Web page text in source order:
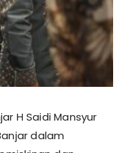
H Saidi Mansyur
dalam